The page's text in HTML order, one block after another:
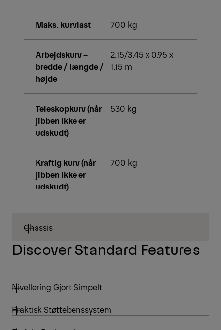
Maks. kurvlast 700 kg
Arbejdskurv –
bredde / længde /
højde
2.15/3.45 x 0.95 x
1.15 m
Teleskopkurv (når
jibben ikke er
udskudt)
530 kg
Kraftig kurv (når
jibben ikke er
udskudt)
700 kg
Chassis
Discover Standard Features
Nivellering Gjort Simpelt
Praktisk Støttebenssystem